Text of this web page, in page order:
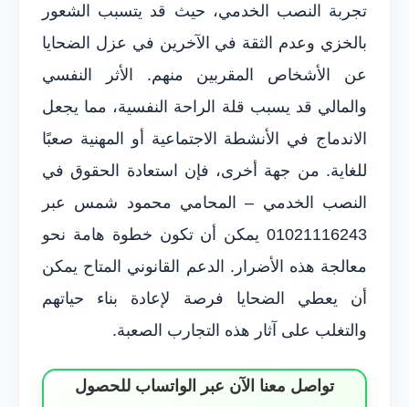
تجربة النصب الخدمي، حيث قد يتسبب الشعور
بالخزي وعدم الثقة في الآخرين في عزل الضحايا
عن الأشخاص المقربين منهم. الأثر النفسي
والمالي قد يسبب قلة الراحة النفسية، مما يجعل
الاندماج في الأنشطة الاجتماعية أو المهنية صعبًا
للغاية. من جهة أخرى، فإن استعادة الحقوق في
النصب الخدمي – المحامي محمود شمس عبر
01021116243 يمكن أن تكون خطوة هامة نحو
معالجة هذه الأضرار. الدعم القانوني المتاح يمكن
أن يعطي الضحايا فرصة لإعادة بناء حياتهم
والتغلب على آثار هذه التجارب الصعبة.
تواصل معنا الآن عبر الواتساب للحصول